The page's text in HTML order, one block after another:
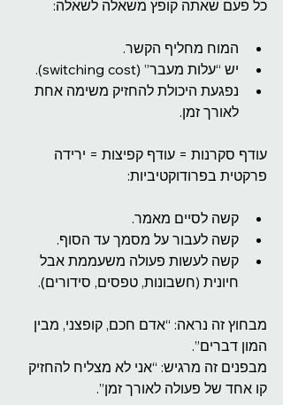
כל פעם שאתה קופץ משאלה לשאלה:
המוח מחליף הקשר.
יש “עלות מעבר” (switching cost).
נפגעת היכולת להחזיק משימה אחת
לאורך זמן.
עודף סקרנות = עודף קפיצות = ירידה
פרקטית בפרודוקטיביות:
קשה לסיים מאמר.
קשה לעבור על מסמך עד הסוף.
קשה לעשות פעולה משעממת אבל
חיונית (חשבונות, טפסים, סידורים).
מבחוץ זה נראה: “אדם חכם, קופצני, מבין
המון דברים”.
מבפנים זה מרגיש: “אני לא מצליח להחזיק
קו אחד של פעולה לאורך זמן”.